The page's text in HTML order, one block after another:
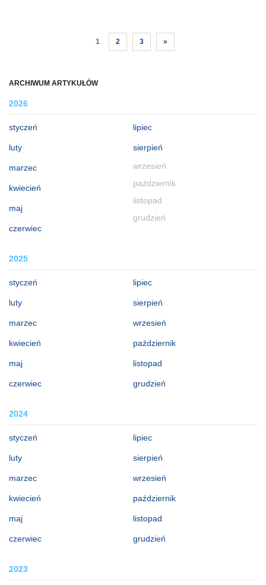
ARCHIWUM ARTYKUŁÓW
2026
styczeń
luty
marzec
kwiecień
maj
czerwiec
lipiec
sierpień
wrzesień
październik
listopad
grudzień
2025
styczeń
luty
marzec
kwiecień
maj
czerwiec
lipiec
sierpień
wrzesień
październik
listopad
grudzień
2024
styczeń
luty
marzec
kwiecień
maj
czerwiec
lipiec
sierpień
wrzesień
październik
listopad
grudzień
2023
1 2 3 »